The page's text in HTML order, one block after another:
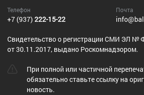
Телефон
+7 (937) 222-15-22
Почта
Cвидетельство о регистрации СМИ ЭЛ №
от 30.11.2017, выдано Роскомнадзором.
При полной или частичной
обязательно ставьте ссылку на
новость.